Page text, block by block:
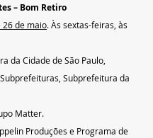
– Bom Retiro
26 de maio. Às sextas-feiras, às
da Cidade de São Paulo,
Subprefeitura da
Matter.
Produções e Programa de